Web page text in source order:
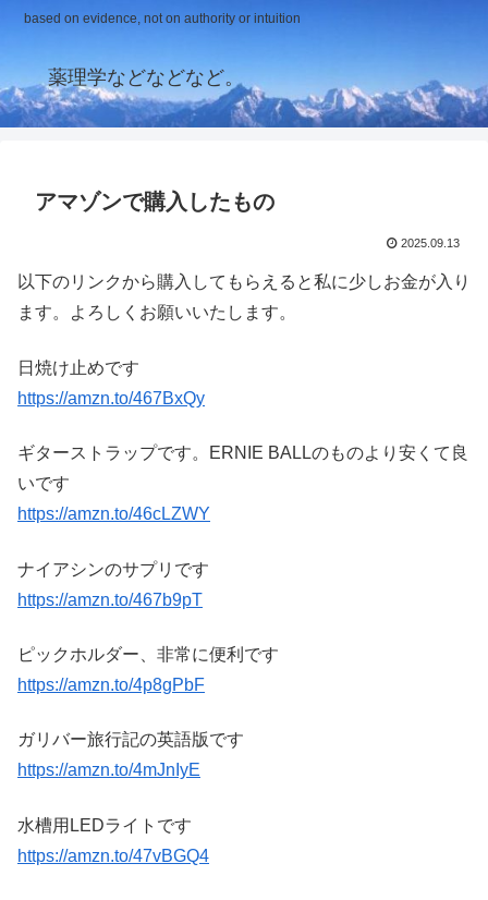
based on evidence, not on authority or intuition
薬理学などなどなど。
アマゾンで購入したもの
2025.09.13
以下のリンクから購入してもらえると私に少しお金が入り
ます。よろしくお願いいたします。
日焼け止めです
https://amzn.to/467BxQy
ギターストラップです。ERNIE BALLのものより安くて良
いです
https://amzn.to/46cLZWY
ナイアシンのサプリです
https://amzn.to/467b9pT
ピックホルダー、非常に便利です
https://amzn.to/4p8gPbF
ガリバー旅行記の英語版です
https://amzn.to/4mJnIyE
水槽用LEDライトです
https://amzn.to/47vBGQ4